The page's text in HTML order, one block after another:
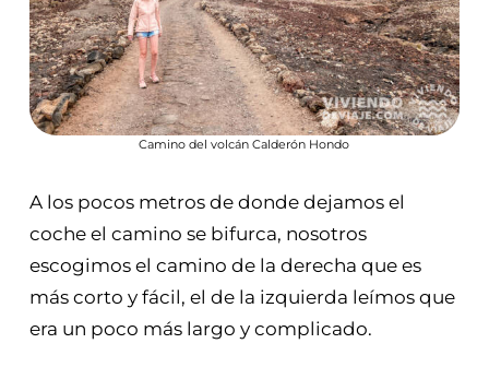
Camino del volcán Calderón Hondo
A los pocos metros de donde dejamos el
coche el camino se bifurca, nosotros
escogimos el camino de la derecha que es
más corto y fácil, el de la izquierda leímos que
era un poco más largo y complicado.